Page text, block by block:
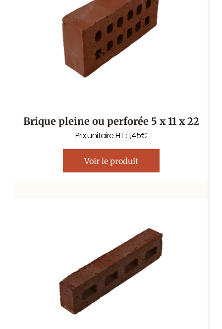
Brique pleine ou perforée 5 x 11 x 22
Prix unitaire HT : 1,45€
Voir le produit